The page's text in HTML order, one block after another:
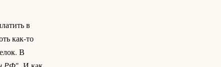
в
как-то
В